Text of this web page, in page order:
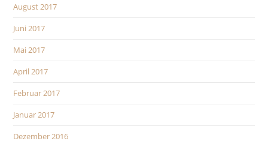
August 2017
Juni 2017
Mai 2017
April 2017
Februar 2017
Januar 2017
Dezember 2016